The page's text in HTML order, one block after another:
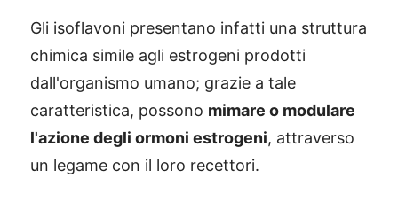
Gli isoflavoni presentano infatti una struttura
chimica simile agli estrogeni prodotti
dall'organismo umano; grazie a tale
caratteristica, possono mimare o modulare
l'azione degli ormoni estrogeni, attraverso
un legame con il loro recettori.